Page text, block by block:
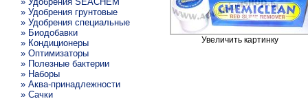
» Удобрения грунтовые
» Удобрения специальные
» Биодобавки
» Кондиционеры
» Оптимизаторы
» Полезные бактерии
» Наборы
» Аква-принадлежности
» Сачки
Увеличить картинку